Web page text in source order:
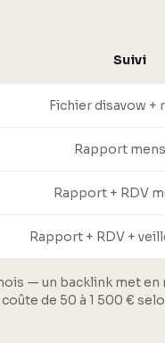
Suivi
Fichier disavow +
Rapport
Rapport + RDV
Rapport + RDV +
— un backlink met en
de 50 à 1 500 €